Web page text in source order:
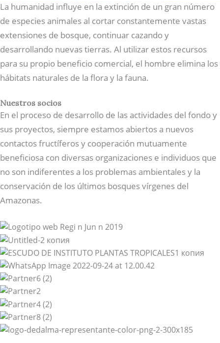
La humanidad influye en la extinción de un gran número
de especies animales al cortar constantemente vastas
extensiones de bosque, continuar cazando y
desarrollando nuevas tierras. Al utilizar estos recursos
para su propio beneficio comercial, el hombre elimina los
hábitats naturales de la flora y la fauna.
Nuestros socios
En el proceso de desarrollo de las actividades del fondo y
sus proyectos, siempre estamos abiertos a nuevos
contactos fructíferos y cooperación mutuamente
beneficiosa con diversas organizaciones e individuos que
no son indiferentes a los problemas ambientales y la
conservación de los últimos bosques vírgenes del
Amazonas.